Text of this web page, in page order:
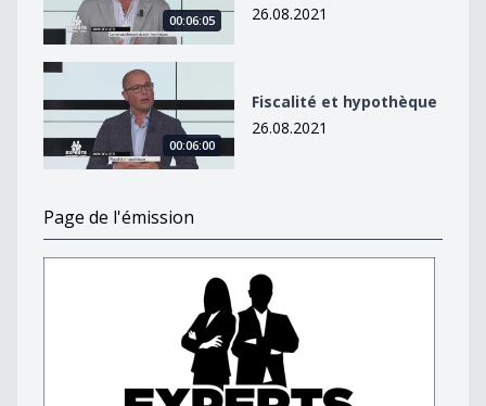
00:06:05
26.08.2021
Fiscalité et hypothèque
00:06:00
Fiscalité et hypothèque
26.08.2021
Page de l'émission